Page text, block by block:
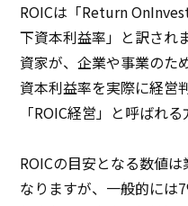
ROICは「Return
下資本利益率」と訳され
資家が、企業や事業のた
資本利益率を実際に経営
「ROIC経営」と呼ばれる
ROICの目安となる数値
なりますが、一般的には